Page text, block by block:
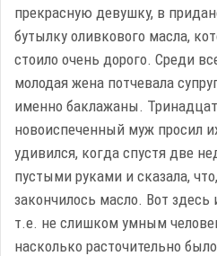
прекрасную девушку, в
бутылку оливкового масла,
стоило очень дорого. Среди
молодая жена потчевала
именно баклажаны.
новоиспеченный муж просил
удивился, когда спустя две
пустыми руками и сказала,
закончилось масло. Вот
т.е. не слишком умным
насколько расточительно